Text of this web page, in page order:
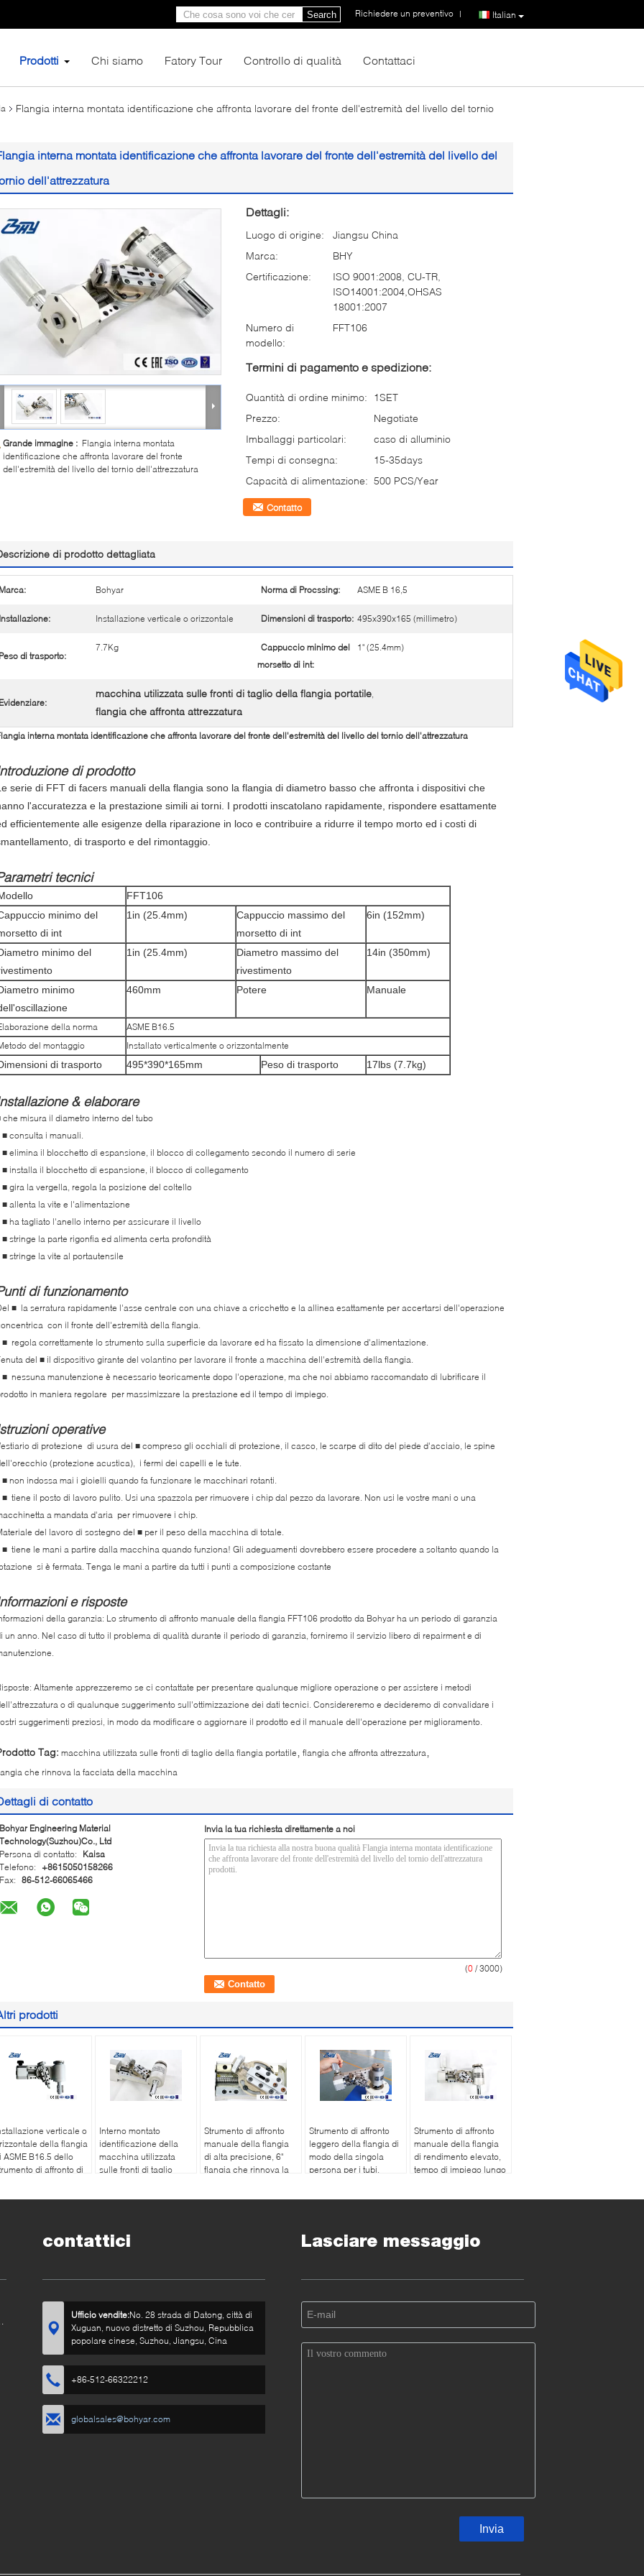
Italian
Richiedere un preventivo |
Search
Prodotti Chi siamo Fatory Tour Controllo di qualità Contattaci
Flangia interna montata identificazione che affronta lavorare del fronte dell'estremità del livello del tornio
interna montata identificazione che affronta lavorare del fronte dell'estremità del livello del
dell'attrezzatura
Grande immagine : Flangia interna montata
identificazione che affronta lavorare del fronte
dell'estremità del livello del tornio dell'attrezzatura
Dettagli:
Luogo di origine:
Jiangsu China
Marca:
BHY
Certificazione:
ISO 9001:2008, CU-TR,
ISO14001:2004,OHSAS
18001:2007
Numero di
modello:
FFT106
Termini di pagamento e spedizione:
Quantità di ordine minimo:
1SET
Prezzo:
Negotiate
Imballaggi particolari:
caso di alluminio
Tempi di consegna:
15-35days
Capacità di alimentazione: 500 PCS/Year
Contatto
di prodotto dettagliata
Marca: Bohyar Norma di Procssing: ASME B 16,5
Installazione: Installazione verticale o orizzontale Dimensioni di trasporto: 495x390x165 (millimetro)
Peso di trasporto:
7.7Kg
Cappuccio minimo del
morsetto di int:
1" (25.4mm)
Evidenziare:
macchina utilizzata sulle fronti di taglio della flangia portatile,
flangia che affronta attrezzatura
interna montata identificazione che affronta lavorare del fronte dell'estremità del livello del tornio dell'attrezzatura
di prodotto
serie di FFT di facers manuali della flangia sono la flangia di diametro basso che affronta i dispositivi che
l'accuratezza e la prestazione simili ai torni. I prodotti inscatolano rapidamente, rispondere esattamente
efficientemente alle esigenze della riparazione in loco e contribuire a ridurre il tempo morto ed i costi di
di trasporto e del rimontaggio.
tecnici
FFT106
minimo del
di int
1in (25.4mm)
Cappuccio massimo del
morsetto di int
6in (152mm)
minimo del
1in (25.4mm)
Diametro massimo del
rivestimento
14in (350mm)
minimo
460mm Potere Manuale
della norma
ASME B16.5
del montaggio
Installato verticalmente o orizzontalmente
di trasporto 495*390*165mm Peso di trasporto 17lbs (7.7kg)
& elaborare
che misura il diametro interno del tubo
■ consulta i manuali.
■ elimina il blocchetto di espansione, il blocco di collegamento secondo il numero di serie
■ installa il blocchetto di espansione, il blocco di collegamento
■ gira la vergella, regola la posizione del coltello
■ allenta la vite e l'alimentazione
■ ha tagliato l'anello interno per assicurare il livello
■ stringe la parte rigonfia ed alimenta certa profondità
■ stringe la vite al portautensile
di funzionamento
■ la serratura rapidamente l'asse centrale con una chiave a cricchetto e la allinea esattamente per accertarsi dell'operazione
con il fronte dell'estremità della flangia.
■ regola correttamente lo strumento sulla superficie da lavorare ed ha fissato la dimensione d'alimentazione.
del ■ il dispositivo girante del volantino per lavorare il fronte a macchina dell'estremità della flangia.
■ nessuna manutenzione è necessario teoricamente dopo l'operazione, ma che noi abbiamo raccomandato di lubrificare il
in maniera regolare per massimizzare la prestazione ed il tempo di impiego.
operative
di protezione di usura del ■ compreso gli occhiali di protezione, il casco, le scarpe di dito del piede d'acciaio, le spine
(protezione acustica), i fermi dei capelli e le tute.
■ non indossa mai i gioielli quando fa funzionare le macchinari rotanti.
■ tiene il posto di lavoro pulito. Usi una spazzola per rimuovere i chip dal pezzo da lavorare. Non usi le vostre mani o una
a mandata d'aria per rimuovere i chip.
del lavoro di sostegno del ■ per il peso della macchina di totale.
■ tiene le mani a partire dalla macchina quando funziona! Gli adeguamenti dovrebbero essere procedere a soltanto quando la
si è fermata. Tenga le mani a partire da tutti i punti a composizione costante
e risposte
della garanzia: Lo strumento di affronto manuale della flangia FFT106 prodotto da Bohyar ha un periodo di garanzia
un anno. Nel caso di tutto il problema di qualità durante il periodo di garanzia, forniremo il servizio libero di repairment e di
Altamente apprezzeremo se ci contattate per presentare qualunque migliore operazione o per assistere i metodi
o di qualunque suggerimento sull'ottimizzazione dei dati tecnici. Considereremo e decideremo di convalidare i
suggerimenti preziosi, in modo da modificare o aggiornare il prodotto ed il manuale dell'operazione per miglioramento.
Tag: macchina utilizzata sulle fronti di taglio della flangia portatile flangia che affronta attrezzatura
che rinnova la facciata della macchina
di contatto
Bohyar Engineering Material
Technology(Suzhou)Co., Ltd
Persona di contatto:
Kaisa
Telefono:
+8615050158266
Fax: 86-512-66065466
Invia la tua richiesta direttamente a noi
(0 / 3000)
prodotti
verticale o
della flangia
ASME B16.5 dello
di affronto di
Interno montato
identificazione della
macchina utilizzata
sulle fronti di taglio
Strumento di affronto
manuale della flangia
di alta precisione, 6"
flangia che rinnova la
Strumento di affronto
leggero della flangia di
modo della singola
persona per i tubi,
Strumento di affronto
manuale della flangia
di rendimento elevato,
tempo di impiego lungo
contattici
Ufficio vendite:No. 28 strada di Datong, città di
Xuguan, nuovo distretto di Suzhou, Repubblica
popolare cinese, Suzhou, Jiangsu, Cina
+86-512-66322212
globalsales@bohyar.com
Lasciare messaggio